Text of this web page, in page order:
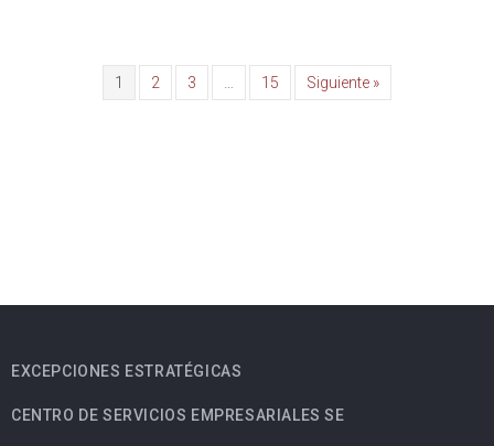
1 2 3 15 Siguiente »
EXCEPCIONES ESTRATÉGICAS
CENTRO DE SERVICIOS EMPRESARIALES SE